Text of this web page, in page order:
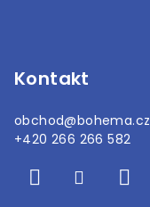
Kontakt
obchod@bohema.cz
+420 266 266 582